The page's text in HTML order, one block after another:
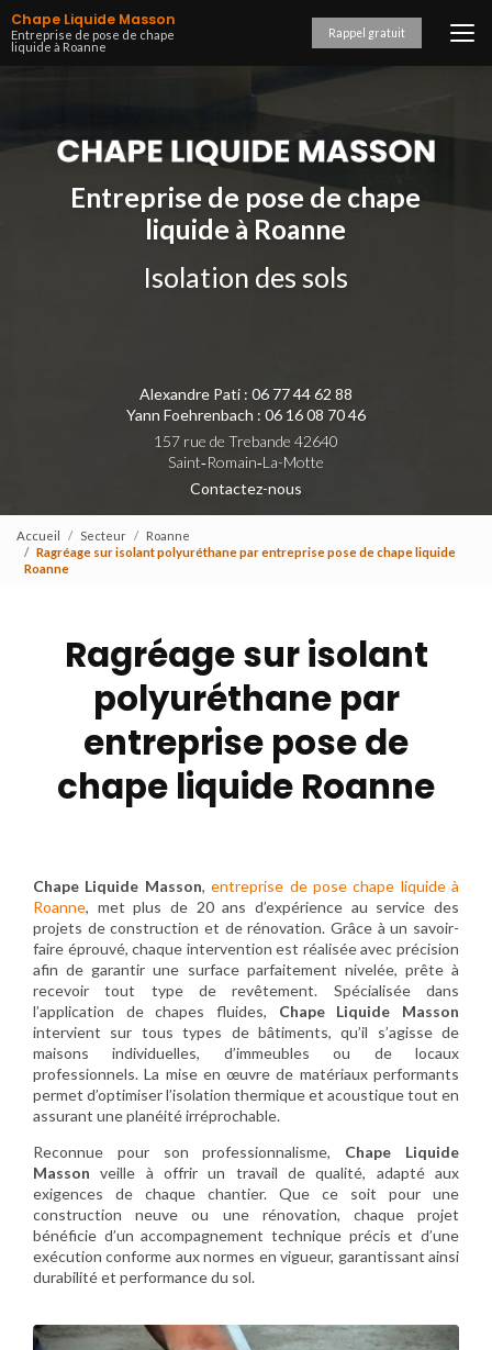
Aller
au
contenu
Chape Liquide Masson
Entreprise de pose de chape
liquide à Roanne
Rappel gratuit
Entreprise de pose de chape
liquide à Roanne
Isolation des sols
Alexandre Pati : 06 77 44 62 88
Yann Foehrenbach : 06 16 08 70 46
157 rue de Trebande 42640
Saint‑Romain‑La-Motte
Contactez-nous
Accueil Secteur
Roanne
Ragréage sur isolant polyuréthane par entreprise pose de chape liquide
Roanne
Ragréage sur isolant
polyuréthane par
entreprise pose de
chape liquide Roanne
Chape Liquide Masson,entreprise de pose chape liquide à
Roanne, met plus de 20 ans d’expérience au service des
projets de construction et de rénovation. Grâce à un savoir-
faire éprouvé, chaque intervention est réalisée avec précision
afin de garantir une surface parfaitement nivelée, prête à
recevoir tout type de revêtement. Spécialisée dans
l’application de chapes fluides, Chape Liquide Masson
intervient sur tous types de bâtiments, qu’il s’agisse de
maisons individuelles, d’immeubles ou de locaux
professionnels. La mise en œuvre de matériaux performants
permet d’optimiser l’isolation thermique et acoustique tout en
assurant une planéité irréprochable.
Reconnue pour son professionnalisme, Chape Liquide
Masson veille à offrir un travail de qualité, adapté aux
exigences de chaque chantier. Que ce soit pour une
construction neuve ou une rénovation, chaque projet
bénéficie d’un accompagnement technique précis et d’une
exécution conforme aux normes en vigueur, garantissant ainsi
durabilité et performance du sol.